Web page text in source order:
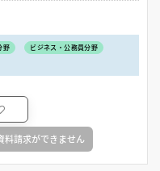
野
ビジネス・公務員分野
料請求ができません